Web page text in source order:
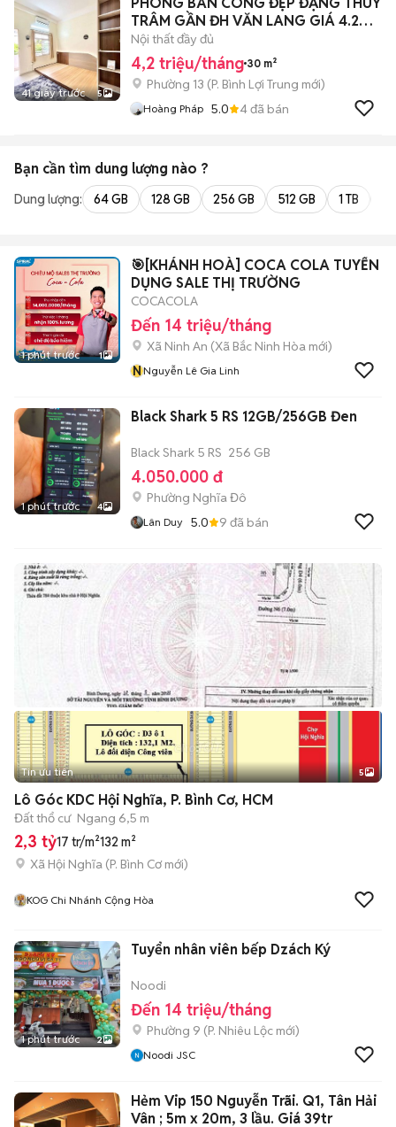
41 giây trước 5
TRÂM GẦN ĐH VĂN LANG GIÁ 4.2
TRIỆU
Nội thất đầy đủ
4,2 triệu/tháng 30 m²
Phường 13 (P. Bình Lợi Trung mới)
Hoàng Pháp 5.0 4đã bán
Bạn cần tìm dung lượng nào ?
Dung lượng: 64 GB 128 GB 256 GB 512 GB 1 TB
1 phút trước 1
🎯[KHÁNH HOÀ] COCA COLA TUYỂN
DỤNG SALE THỊ TRƯỜNG
COCACOLA
Đến 14 triệu/tháng
Xã Ninh An (Xã Bắc Ninh Hòa mới)
NNguyễn Lê Gia Linh
1 phút trước 4
Black Shark 5 RS 12GB/256GB Đen
Black Shark 5 RS 256 GB
4.050.000 đ
Phường Nghĩa Đô
Lân Duy 5.0 9 đã bán
Tin ưu tiên 5
Lô Góc KDC Hội Nghĩa, P. Bình Cơ, HCM
Đất thổ cư Ngang 6,5 m
2,3 tỷ17 tr/m²132 m²
Xã Hội Nghĩa (P. Bình Cơmới)
KOG Chi Nhánh Cộng Hòa
1 phút trước 2
Tuyển nhân viên bếp Dzách Ký
Noodi
Đến 14 triệu/tháng
Phường 9 (P. Nhiêu Lộc mới)
Noodi JSC
Hẻm Vip 150 Nguyễn Trãi. Q1, Tân Hải
Vân ; 5m x 20m, 3 lầu. Giá 39tr